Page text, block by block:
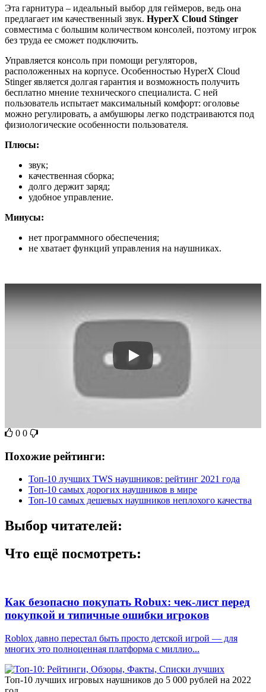
Эта гарнитура – идеальный выбор для геймеров, ведь она
предлагает им качественный звук. HyperX Cloud Stinger
совместима с большим количеством консолей, поэтому игрок
без труда ее сможет подключить.
Управляется консоль при помощи регуляторов,
расположенных на корпусе. Особенностью HyperX Cloud
Stinger является долгая гарантия и возможность получить
бесплатно мнение технического специалиста. С ней
пользователь испытает максимальный комфорт: оголовье
можно регулировать, а амбушюры легко подстраиваются под
физиологические особенности пользователя.
Плюсы:
звук;
качественная сборка;
долго держит заряд;
удобное управление.
Минусы:
нет программного обеспечения;
не хватает функций управления на наушниках.
0 0
Похожие рейтинги:
Топ-10 лучших TWS наушников: рейтинг 2021 года
Топ-10 самых дорогих наушников в мире
Топ-10 самых дешевых наушников неплохого качества
Выбор читателей:
Что ещё посмотреть:
Как безопасно покупать Robux: чек-лист перед
покупкой и типичные ошибки игроков
Roblox давно перестал быть просто детской игрой — для
многих это полноценная платформа с миллио...
Топ-10 лучших игровых наушников до 5 000 рублей на 2022